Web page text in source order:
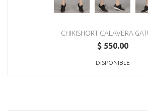
CHIKISHORT CALAVERA
$ 550.00
DISPONIBLE